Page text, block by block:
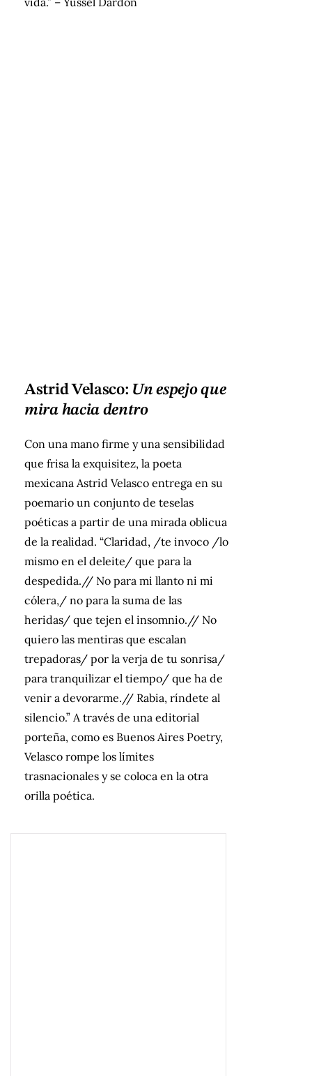
Astrid Velasco: Un espejo que
mira hacia dentro
Con una mano firme y una sensibilidad
que frisa la exquisitez, la poeta
mexicana Astrid Velasco entrega en su
poemario un conjunto de teselas
poéticas a partir de una mirada oblicua
de la realidad. “Claridad, /te invoco /lo
mismo en el deleite/ que para la
despedida.// No para mi llanto ni mi
cólera,/ no para la suma de las
heridas/ que tejen el insomnio.// No
quiero las mentiras que escalan
trepadoras/ por la verja de tu sonrisa/
para tranquilizar el tiempo/ que ha de
venir a devorarme.// Rabia, ríndete al
silencio.” A través de una editorial
porteña, como es Buenos Aires Poetry,
Velasco rompe los límites
trasnacionales y se coloca en la otra
orilla poética.